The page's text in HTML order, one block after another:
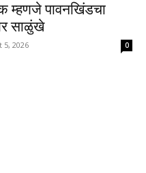
म्हणजे पावनखिंडचा
साळुंखे
5, 2026 0